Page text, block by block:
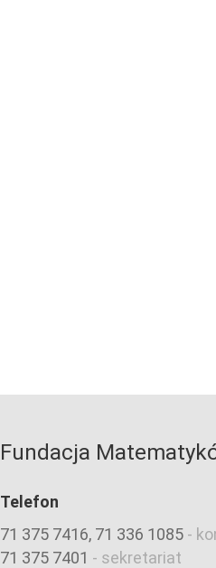
Fundacja
Telefon
71 375 7416, 71 336 1085 -
71 375 7401 - sekretariat